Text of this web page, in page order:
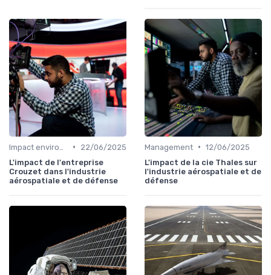
•
22/06/2025
L'impact de l'entreprise
Crouzet dans l'industrie
aérospatiale et de défense
Management • 12/06/2025
L'impact de la cie Thales sur
l'industrie aérospatiale et de
défense